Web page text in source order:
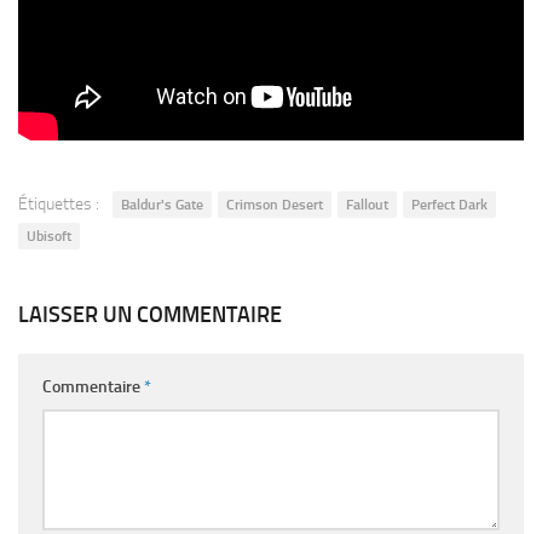
Étiquettes : Baldur's Gate Crimson Desert Fallout
Perfect Dark
Ubisoft
LAISSER UN COMMENTAIRE
Commentaire*